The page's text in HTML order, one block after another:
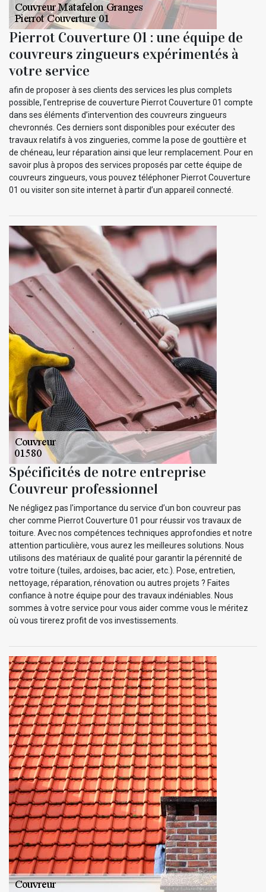
Pierrot Couverture 01 : une équipe de
couvreurs zingueurs expérimentés à
votre service
afin de proposer à ses clients des services les plus complets
possible, l’entreprise de couverture Pierrot Couverture 01 compte
dans ses éléments d’intervention des couvreurs zingueurs
chevronnés. Ces derniers sont disponibles pour exécuter des
travaux relatifs à vos zingueries, comme la pose de gouttière et
de chéneau, leur réparation ainsi que leur remplacement. Pour en
savoir plus à propos des services proposés par cette équipe de
couvreurs zingueurs, vous pouvez téléphoner Pierrot Couverture
01 ou visiter son site internet à partir d’un appareil connecté.
Spécificités de notre entreprise
Couvreur professionnel
Ne négligez pas l'importance du service d’un bon couvreur pas
cher comme Pierrot Couverture 01 pour réussir vos travaux de
toiture. Avec nos compétences techniques approfondies et notre
attention particulière, vous aurez les meilleures solutions. Nous
utilisons des matériaux de qualité pour garantir la pérennité de
votre toiture (tuiles, ardoises, bac acier, etc.). Pose, entretien,
nettoyage, réparation, rénovation ou autres projets ? Faites
confiance à notre équipe pour des travaux indéniables. Nous
sommes à votre service pour vous aider comme vous le méritez
où vous tirerez profit de vos investissements.